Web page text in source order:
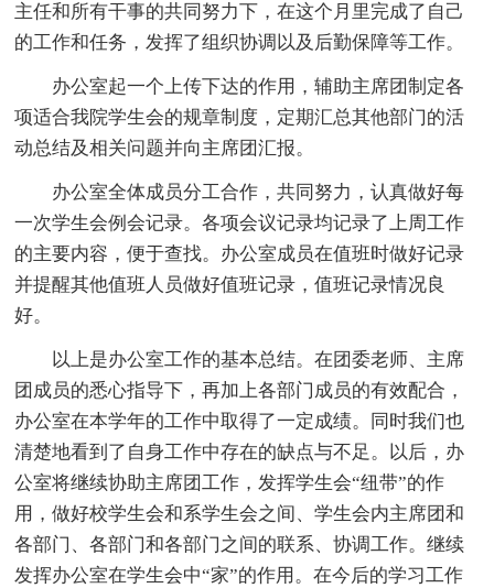
主任和所有干事的共同努力下，在这个月里完成了自己
的工作和任务，发挥了组织协调以及后勤保障等工作。
办公室起一个上传下达的作用，辅助主席团制定各
项适合我院学生会的规章制度，定期汇总其他部门的活
动总结及相关问题并向主席团汇报。
办公室全体成员分工合作，共同努力，认真做好每
一次学生会例会记录。各项会议记录均记录了上周工作
的主要内容，便于查找。办公室成员在值班时做好记录
并提醒其他值班人员做好值班记录，值班记录情况良
好。
以上是办公室工作的基本总结。在团委老师、主席
团成员的悉心指导下，再加上各部门成员的有效配合，
办公室在本学年的工作中取得了一定成绩。同时我们也
清楚地看到了自身工作中存在的缺点与不足。以后，办
公室将继续协助主席团工作，发挥学生会“纽带”的作
用，做好校学生会和系学生会之间、学生会内主席团和
各部门、各部门和各部门之间的联系、协调工作。继续
发挥办公室在学生会中“家”的作用。在今后的学习工作